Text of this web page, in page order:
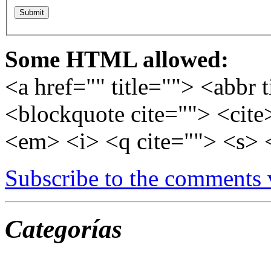
Some HTML allowed:
<a href="" title=""> <abbr
<blockquote cite="">
<em> <i> <q cite=""> <s>
Subscribe to the comments
Categorías